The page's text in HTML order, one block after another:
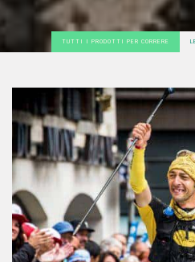
TUTTI I PRODOTTI PER CORRERE